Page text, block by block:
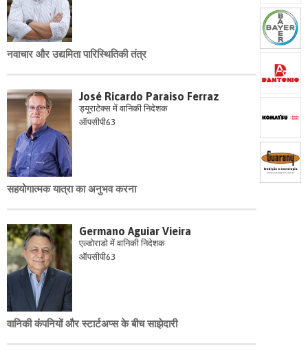
नवाचार और उद्यमिता पारिस्थितिकी तंत्र
José Ricardo Paraiso Ferraz
ड्यूराटेक्स में वानिकी निदेशक
ऑपसीपी63
सहयोगात्मक यात्रा का अनुभव करना
Germano Aguiar Vieira
एल्डोराडो में वानिकी निदेशक
ऑपसीपी63
वानिकी कंपनियों और स्टार्टअप्स के बीच साझेदारी